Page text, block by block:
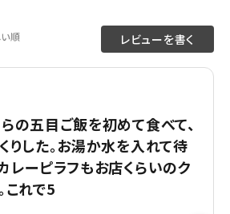
順 レビューを書く
の五目ご飯を初めて食べて、
りした。お湯か水を入れて待
レーピラフもお店くらいのク
これで5